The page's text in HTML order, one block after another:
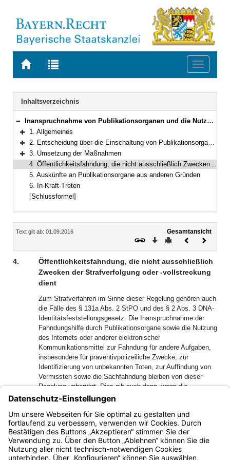
Zur
BAYERN.RECHT
Zur
letzten
Suche
Toggle
Navigation
Inhaltsverzeichnis
Bereich reduzieren
Inanspruchnahme von Publikationsorganen und die Nutzung des Internets sowie anderer elektronischer Kommunikationsmittel zur Öffentlichkeitsfahndung nach Personen im Rahmen von Strafverfahren
Bereich erweitern
1. Allgemeines
Bereich erweitern
2. Entscheidung über die Einschaltung von Publikationsorganen und die Nutzung von öffentlich zugänglichen elektronischen Medien
Bereich erweitern
3. Umsetzung der Maßnahmen
4. Öffentlichkeitsfahndung, die nicht ausschließlich Zwecken der Strafverfolgung oder -vollstreckung dient
5. Auskünfte an Publikationsorgane aus anderen Gründen
6. In-Kraft-Treten
[Schlussformel]
Inhalt
Text gilt ab: 01.09.2016
Gesamtansicht
Download
DruckenVorheriges
4.
Öffentlichkeitsfahndung, die nicht ausschließlich
Zwecken der Strafverfolgung oder -vollstreckung
dient
Zum Strafverfahren im Sinne dieser Regelung gehören auch
die Fälle des § 131a Abs. 2 StPO und des § 2 Abs. 3 DNA-
Identitätsfeststellungsgesetz. Die Inanspruchnahme der
Fahndungshilfe durch Publikationsorgane sowie die Nutzung
des Internets oder anderer elektronischer
Kommunikationsmittel zur Fahndung für andere Aufgaben,
insbesondere für präventivpolizeiliche Zwecke, zur
Identifizierung von unbekannten Toten, zur Auffindung von
Vermissten sowie die Sachfahndung bleiben von dieser
Regelung unberührt. Dies gilt auch dann, wenn die
Fahndungshilfe durch die Medien für eine andere Aufgabe in
Anspruch genommen wird, zugleich aber auch der
Strafverfolgung dient und die andere öffentliche Aufgabe
vorrangig ist.
Bayern.de